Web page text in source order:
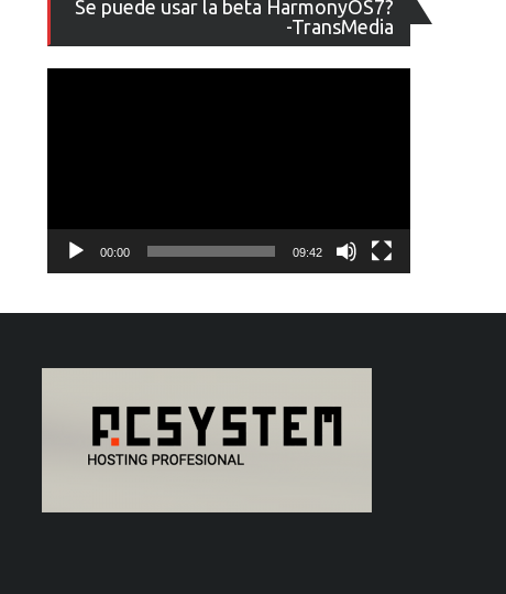
Se puede usar la beta HarmonyOS7?
-TransMedia
de
vídeo
00:00 09:42